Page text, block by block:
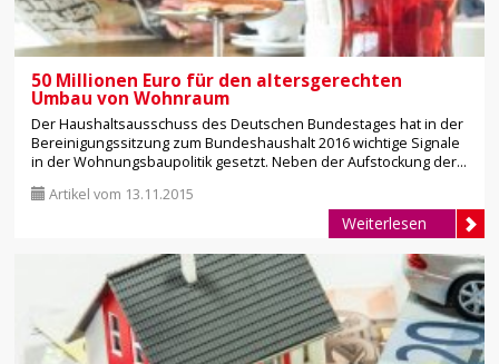
50 Millionen Euro für den altersgerechten
Umbau von Wohnraum
Der Haushaltsausschuss des Deutschen Bundestages hat in der
Bereinigungssitzung zum Bundeshaushalt 2016 wichtige Signale
in der Wohnungsbaupolitik gesetzt. Neben der Aufstockung der...
Artikel vom 13.11.2015
Weiterlesen